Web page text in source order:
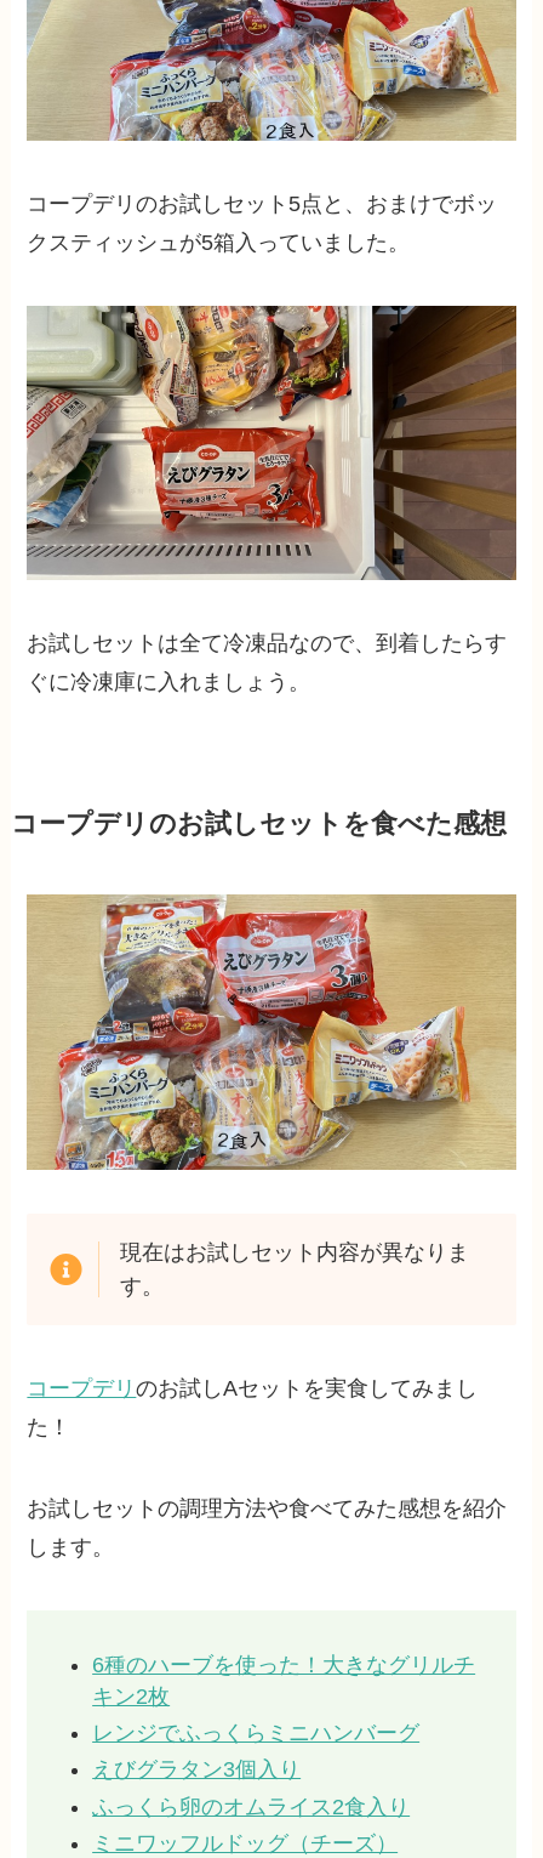
コープデリのお試しセット5点と、おまけでボッ
クスティッシュが5箱入っていました。
お試しセットは全て冷凍品なので、到着したらす
ぐに冷凍庫に入れましょう。
コープデリのお試しセットを食べた感想
現在はお試しセット内容が異なりま
す。
コープデリのお試しAセットを実食してみまし
た！
お試しセットの調理方法や食べてみた感想を紹介
します。
6種のハーブを使った！大きなグリルチ
キン2枚
レンジでふっくらミニハンバーグ
えびグラタン3個入り
ふっくら卵のオムライス2食入り
ミニワッフルドッグ（チーズ）